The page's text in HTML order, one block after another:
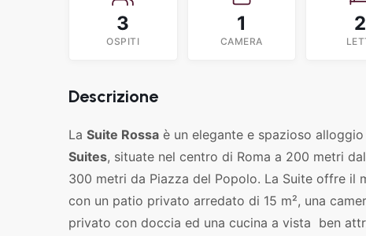
3
OSPITI
1
CAMERA
2
Descrizione
La Suite Rossa è un elegante e spazioso
Suites, situate nel centro di Roma a 200 metri
300 metri da Piazza del Popolo. La Suite offre il
con un patio privato arredato di 15 m², una
privato con doccia ed una cucina a vista ben